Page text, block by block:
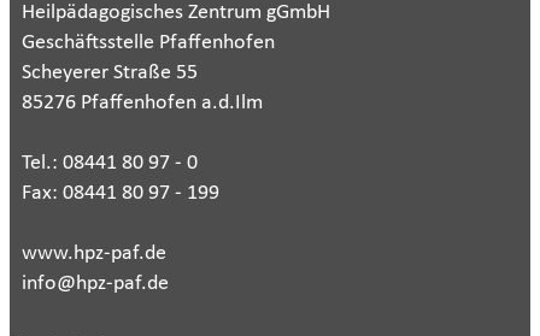
Heilpädagogisches Zentrum gGmbH
Geschäftsstelle Pfaffenhofen
Scheyerer Straße 55
85276 Pfaffenhofen a.d.Ilm
Tel.: 08441 80 97 - 0
Fax: 08441 80 97 - 199
www.hpz-paf.de
info@hpz-paf.de